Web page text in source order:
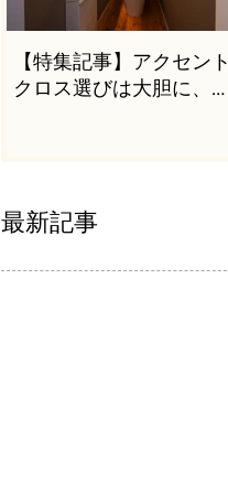
【特集記事】アクセント
クロス選びは大胆に、か
最新記事